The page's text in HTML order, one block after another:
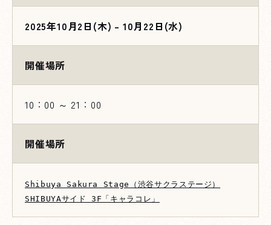
2025年10月2日(木) – 10月22日(水)
開催場所
10：00 ～ 21：00
開催場所
Shibuya Sakura Stage（渋谷サクラステージ）
SHIBUYAサイド 3F「キャラコレ」